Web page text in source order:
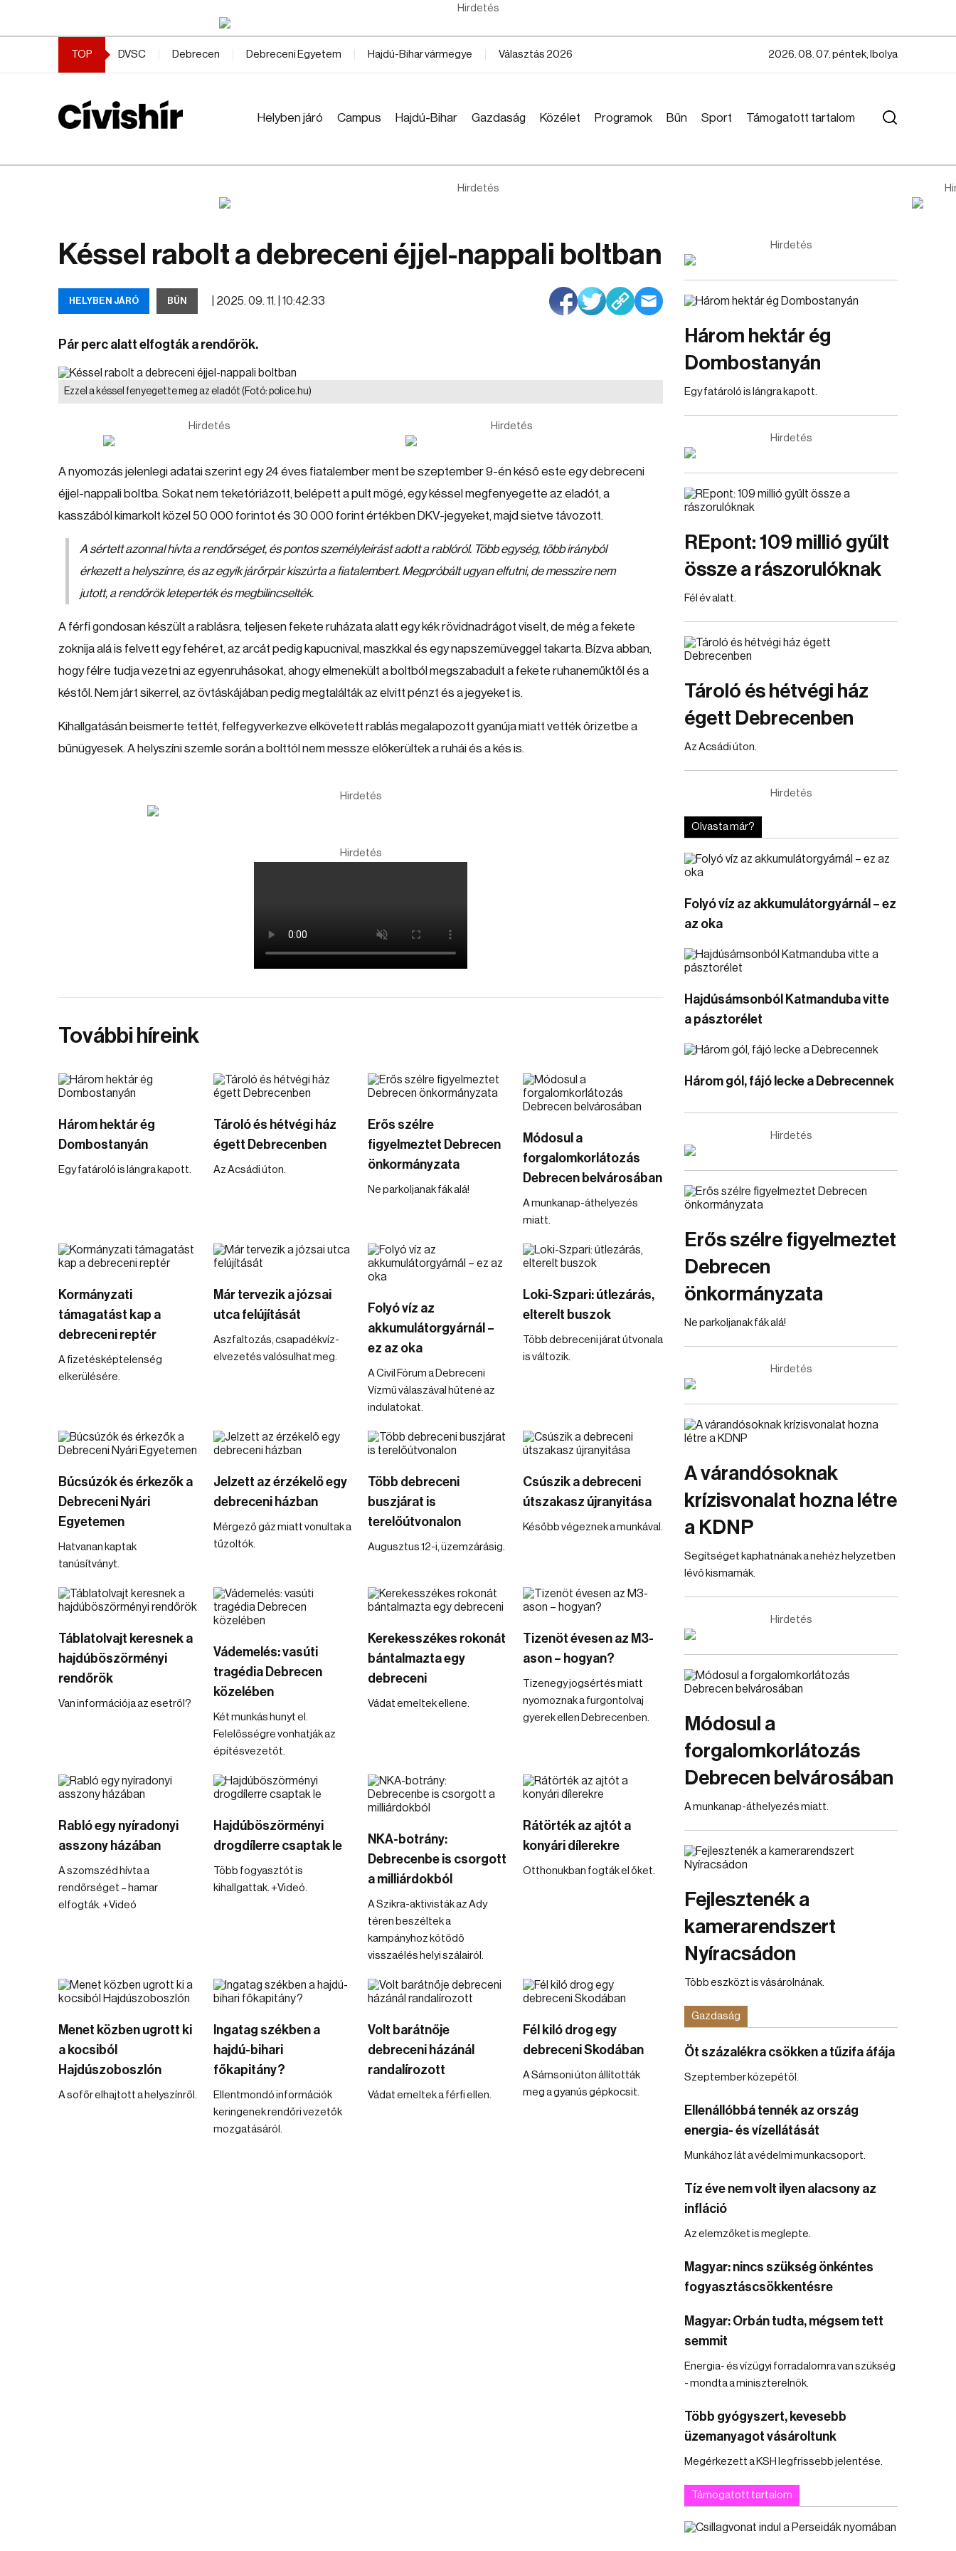
Hirdetés
TOP DVSC Debrecen Debreceni Egyetem Hajdú-Bihar vármegye Választás 2026 2026. 08. 07. péntek, Ibolya
Helyben járó Campus Hajdú-Bihar Gazdaság Közélet Programok Bűn Sport Támogatott tartalom
Hirdetés
Késsel rabolt a debreceni éjjel-nappali boltban
HELYBEN JÁRÓ BŰN 2025. 09. 11. | 10:42:33
Pár perc alatt elfogták a rendőrök.
Ezzel a késsel fenyegette meg az eladót (Fotó: police.hu)
Hirdetés Hirdetés
A nyomozás jelenlegi adatai szerint egy 24 éves fiatalember ment be szeptember 9-én késő este egy debreceni
éjjel-nappali boltba. Sokat nem teketóriázott, belépett a pult mögé, egy késsel megfenyegette az eladót, a
kasszából kimarkolt közel 50 000 forintot és 30 000 forint értékben DKV-jegyeket, majd sietve távozott.
A sértett azonnal hívta a rendőrséget, és pontos személyleírást adott a rablóról. Több egység, több irányból
érkezett a helyszínre, és az egyik járőrpár kiszúrta a fiatalembert. Megpróbált ugyan elfutni, de messzire nem
jutott, a rendőrök leteperték és megbilincselték.
A férfi gondosan készült a rablásra, teljesen fekete ruházata alatt egy kék rövidnadrágot viselt, de még a fekete
zoknija alá is felvett egy fehéret, az arcát pedig kapucnival, maszkkal és egy napszemüveggel takarta. Bízva abban,
hogy félre tudja vezetni az egyenruhásokat, ahogy elmenekült a boltból megszabadult a fekete ruhaneműktől és a
késtől. Nem járt sikerrel, az övtáskájában pedig megtalálták az elvitt pénzt és a jegyeket is.
Kihallgatásán beismerte tettét, felfegyverkezve elkövetett rablás megalapozott gyanúja miatt vették őrizetbe a
bűnügyesek. A helyszíni szemle során a bolttól nem messze előkerültek a ruhái és a kés is.
Hirdetés
Hirdetés
További híreink
Három hektár ég
Dombostanyán
Egy fatároló is lángra kapott.
Tároló és hétvégi ház
égett Debrecenben
Az Acsádi úton.
Erős szélre
figyelmeztet Debrecen
önkormányzata
Ne parkoljanak fák alá!
Módosul a
forgalomkorlátozás
Debrecen belvárosában
A munkanap-áthelyezés
miatt.
Kormányzati
támagatást kap a
debreceni reptér
A fizetésképtelenség
elkerülésére.
Már tervezik a józsai
utca felújítását
Aszfaltozás, csapadékvíz-
elvezetés valósulhat meg.
Folyó víz az
akkumulátorgyárnál –
ez az oka
A Civil Fórum a Debreceni
Vízmű válaszával hűtené az
indulatokat.
Loki-Szpari: útlezárás,
elterelt buszok
Több debreceni járat útvonala
is változik.
Búcsúzók és érkezők a
Debreceni Nyári
Egyetemen
Hatvanan kaptak
tanúsítványt.
Jelzett az érzékelő egy
debreceni házban
Mérgező gáz miatt vonultak a
tűzoltók.
Több debreceni
buszjárat is
terelőútvonalon
Augusztus 12-i, üzemzárásig.
Csúszik a debreceni
útszakasz újranyitása
Később végeznek a munkával.
Táblatolvajt keresnek a
hajdúböszörményi
rendőrök
Van információja az esetről?
Vádemelés: vasúti
tragédia Debrecen
közelében
Két munkás hunyt el.
Felelősségre vonhatják az
építésvezetőt.
Kerekesszékes rokonát
bántalmazta egy
debreceni
Vádat emeltek ellene.
Tizenöt évesen az M3-
ason – hogyan?
Tizenegy jogsértés miatt
nyomoznak a furgontolvaj
gyerek ellen Debrecenben.
Rabló egy nyíradonyi
asszony házában
A szomszéd hívta a
rendőrséget – hamar
elfogták. +Videó
Hajdúböszörményi
drogdílerre csaptak le
Több fogyasztót is
kihallgattak. +Videó.
NKA-botrány:
Debrecenbe is csorgott
a milliárdokból
A Szikra-aktivisták az Ady
téren beszéltek a
kampányhoz kötődő
visszaélés helyi szálairól.
Rátörték az ajtót a
konyári dílerekre
Otthonukban fogták el őket.
Menet közben ugrott ki
a kocsiból
Hajdúszoboszlón
A sofőr elhajtott a helyszínről.
Ingatag székben a
hajdú-bihari
főkapitány?
Ellentmondó információk
keringenek rendőri vezetők
mozgatásáról.
Volt barátnője
debreceni házánál
randalírozott
Vádat emeltek a férfi ellen.
Fél kiló drog egy
debreceni Skodában
A Sámsoni úton állították
meg a gyanús gépkocsit.
Hirdetés
Három hektár ég
Dombostanyán
Egy fatároló is lángra kapott.
Hirdetés
REpont: 109 millió gyűlt
össze a rászorulóknak
Fél év alatt.
Tároló és hétvégi ház
égett Debrecenben
Az Acsádi úton.
Hirdetés
Olvasta már?
Folyó víz az akkumulátorgyárnál – ez
az oka
Hajdúsámsonból Katmanduba vitte
a pásztorélet
Három gól, fájó lecke a Debrecennek
Hirdetés
Erős szélre figyelmeztet
Debrecen
önkormányzata
Ne parkoljanak fák alá!
Hirdetés
A várandósoknak
krízisvonalat hozna létre
a KDNP
Segítséget kaphatnának a nehéz helyzetben
lévő kismamák.
Hirdetés
Módosul a
forgalomkorlátozás
Debrecen belvárosában
A munkanap-áthelyezés miatt.
Fejlesztenék a
kamerarendszert
Nyíracsádon
Több eszközt is vásárolnának.
Gazdaság
Öt százalékra csökken a tűzifa áfája
Szeptember közepétől.
Ellenállóbbá tennék az ország
energia- és vízellátását
Munkához lát a védelmi munkacsoport.
Tíz éve nem volt ilyen alacsony az
infláció
Az elemzőket is meglepte.
Magyar: nincs szükség önkéntes
fogyasztáscsökkentésre
Magyar: Orbán tudta, mégsem tett
semmit
Energia- és vízügyi forradalomra van szükség
- mondta a miniszterelnök.
Több gyógyszert, kevesebb
üzemanyagot vásároltunk
Megérkezett a KSH legfrissebb jelentése.
Támogatott tartalom